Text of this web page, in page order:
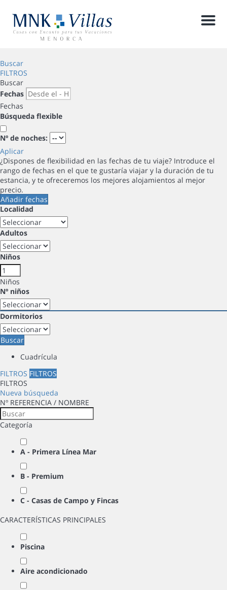
Menu
Buscar
FILTROS
Buscar
Fechas
Fechas
Búsqueda flexible
Nº de noches:
Aplicar
¿Dispones de flexibilidad en las fechas de tu viaje? Introduce el
rango de fechas en el que te gustaría viajar y la duración de tu
estancia, y te ofreceremos los mejores alojamientos al mejor
precio.
Añadir fechas
Localidad
Adultos
Niños
Niños
Nº niños
Dormitorios
Buscar
Cuadrícula
FILTROS FILTROS
FILTROS
Nueva búsqueda
Nº REFERENCIA / NOMBRE
Categoría
A - Primera Línea Mar
B - Premium
C - Casas de Campo y Fincas
CARACTERÍSTICAS PRINCIPALES
Piscina
Aire acondicionado